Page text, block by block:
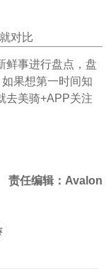
对比
鲜事进行盘点，盘
果想第一时间知
去美骑+APP关注
责任编辑：Avalon